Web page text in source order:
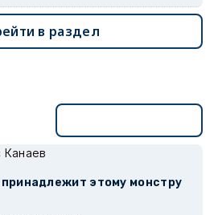
в раздел
Канаев
этому монстру